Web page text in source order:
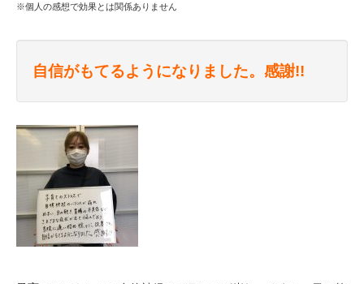
※個人の感想で効果とは関係ありません
自信がもてるようになりました。感謝!!